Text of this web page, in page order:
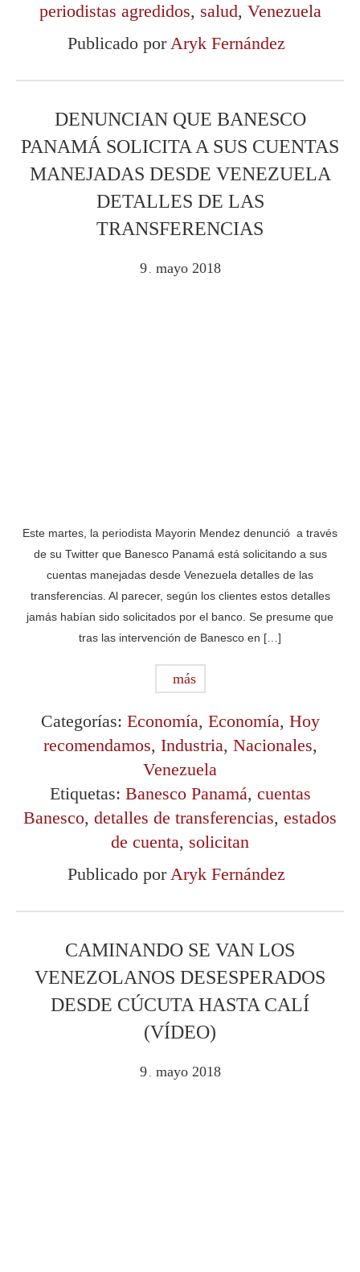
periodistas agredidos, salud, Venezuela
Publicado porAryk Fernández
DENUNCIAN QUE BANESCO
PANAMÁ SOLICITA A SUS CUENTAS
MANEJADAS DESDE VENEZUELA
DETALLES DE LAS
TRANSFERENCIAS
9 . mayo 2018
Este martes, la periodista Mayorin Mendez denunció a través
de su Twitter que Banesco Panamá está solicitando a sus
cuentas manejadas desde Venezuela detalles de las
transferencias. Al parecer, según los clientes estos detalles
jamás habían sido solicitados por el banco. Se presume que
tras las intervención de Banesco en […]
más
Categorías: Economía, Economía, Hoy
recomendamos, Industria, Nacionales,
Venezuela
Etiquetas: Banesco Panamá, cuentas
Banesco, detalles de transferencias, estados
de cuenta, solicitan
Publicado por Aryk Fernández
CAMINANDO SE VAN LOS
VENEZOLANOS DESESPERADOS
DESDE CÚCUTA HASTA CALÍ
(VÍDEO)
9 mayo 2018